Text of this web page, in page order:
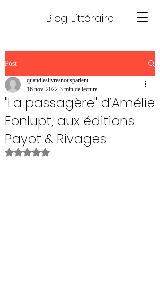
Blog Littéraire
Post
"La passagère" d’Amélie
Fonlupt, aux éditions
Payot & Rivages
quandleslivresnousparlent
16 nov. 2022 3 min de lecture
Noté NaN étoiles sur 5.